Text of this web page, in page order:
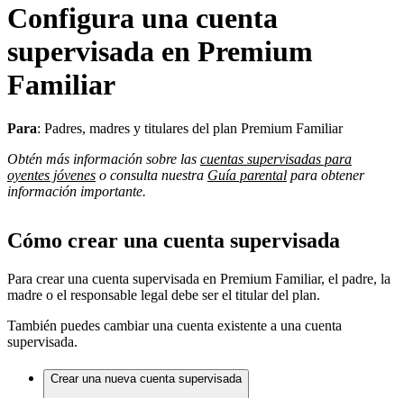
Configura una cuenta
supervisada en Premium
Familiar
Para: Padres, madres y titulares del plan Premium Familiar
Obtén más información sobre las cuentas supervisadas para
oyentes jóvenes o consulta nuestra Guía parental para obtener
información importante.
Cómo crear una cuenta supervisada
Para crear una cuenta supervisada en Premium Familiar, el padre, la
madre o el responsable legal debe ser el titular del plan.
También puedes cambiar una cuenta existente a una cuenta
supervisada.
Crear una nueva cuenta supervisada